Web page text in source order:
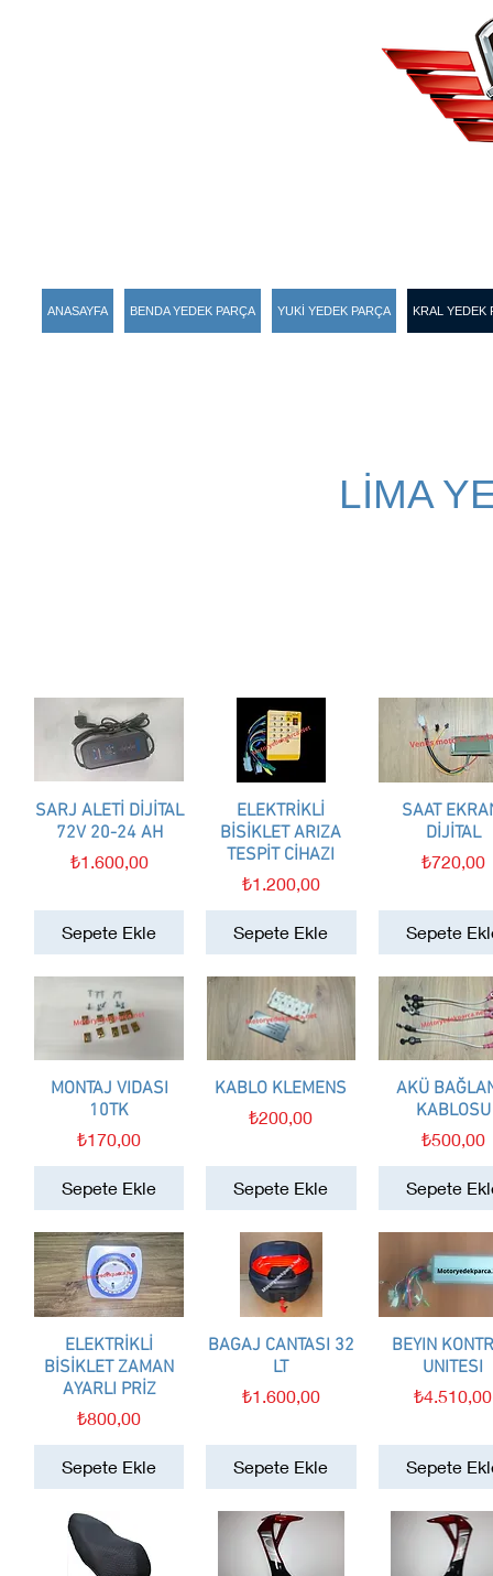
ANASAYFA BENDA YEDEK PARÇA YUKİ YEDEK PARÇA KRAL YEDEK
LİMA
Hızlı Bakış
SARJ ALETİ DİJİTAL
72V 20-24 AH
Fiyat
₺1.600,00
Sepete Ekle
Hızlı Bakış
ELEKTRİKLİ
BİSİKLET ARIZA
TESPİT CİHAZI
Fiyat
₺1.200,00
Sepete Ekle
Hızlı Bakış
SAAT
DİJİTAL
Fiyat
₺720,00
Sepete
Hızlı Bakış
MONTAJ VIDASI
10TK
Fiyat
₺170,00
Sepete Ekle
Hızlı Bakış
KABLO KLEMENS
Fiyat
₺200,00
Sepete Ekle
Hızlı Bakış
AKÜ
KABLOSU
Fiyat
₺500,00
Sepete
Hızlı Bakış
ELEKTRİKLİ
BİSİKLET ZAMAN
AYARLI PRİZ
Fiyat
₺800,00
Sepete Ekle
Hızlı Bakış
BAGAJ CANTASI 32
LT
Fiyat
₺1.600,00
Sepete Ekle
Hızlı Bakış
BEYIN
UNITESI
Fiyat
₺4.510,00
Sepete